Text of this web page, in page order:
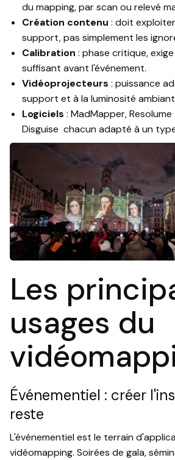
du mapping, par scan ou relevé
Création contenu : doit
support, pas simplement les
Calibration : phase critique,
suffisant avant l'événement.
Vidéoprojecteurs : puissance
support et à la luminosité
Logiciels : MadMapper,
Disguise chacun adapté à un
Les
usages du
Événementiel : créer
reste
L'événementiel est le terrain
vidéomapping. Soirées de gala,